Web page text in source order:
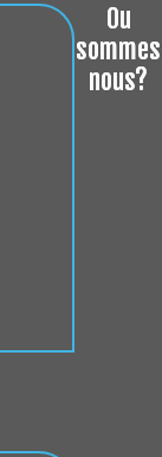
Ou
sommes
nous?